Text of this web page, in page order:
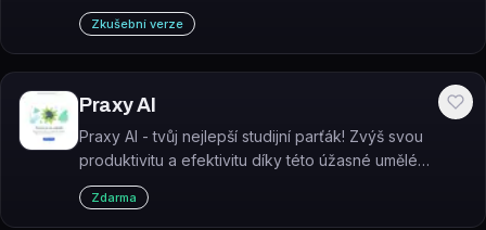
messaging platformami jako Slack, Discord nebo
WhatsApp.
Zkušební verze
Praxy AI
Praxy AI - tvůj nejlepší studijní parťák! Zvýš svou
produktivitu a efektivitu díky této úžasné umělé
inteligenci navržené speciálně pro vysokoškolské
studenty. A to všechno zcela zdarma!
Zdarma